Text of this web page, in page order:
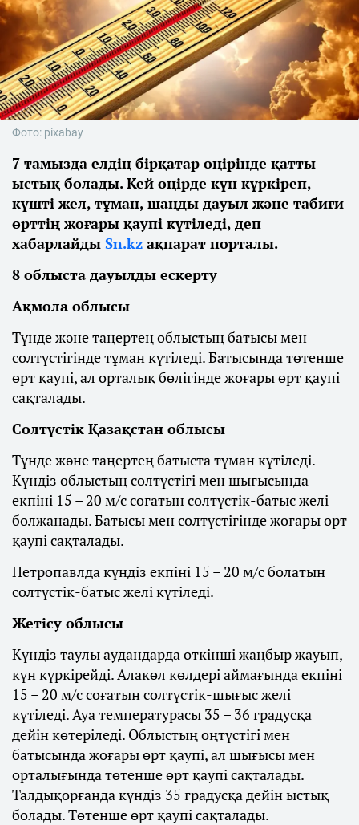
Фото: pixabay
7 тамызда елдің бірқатар өңірінде қатты
ыстық болады. Кей өңірде күн күркіреп,
күшті жел, тұман, шаңды дауыл және табиғи
өрттің жоғары қаупі күтіледі, деп
хабарлайды Sn.kz ақпарат порталы.
8 облыста дауылды ескерту
Ақмола облысы
Түнде және таңертең облыстың батысы мен
солтүстігінде тұман күтіледі. Батысында төтенше
өрт қаупі, ал орталық бөлігінде жоғары өрт қаупі
сақталады.
Солтүстік Қазақстан облысы
Түнде және таңертең батыста тұман күтіледі.
Күндіз облыстың солтүстігі мен шығысында
екпіні 15 – 20 м/с соғатын солтүстік-батыс желі
болжанады. Батысы мен солтүстігінде жоғары өрт
қаупі сақталады.
Петропавлда күндіз екпіні 15 – 20 м/с болатын
солтүстік-батыс желі күтіледі.
Жетісу облысы
Күндіз таулы аудандарда өткінші жаңбыр жауып,
күн күркірейді. Алакөл көлдері аймағында екпіні
15 – 20 м/с соғатын солтүстік-шығыс желі
күтіледі. Ауа температурасы 35 – 36 градусқа
дейін көтеріледі. Облыстың оңтүстігі мен
батысында жоғары өрт қаупі, ал шығысы мен
орталығында төтенше өрт қаупі сақталады.
Талдықорғанда күндіз 35 градусқа дейін ыстық
болады. Төтенше өрт қаупі сақталады.